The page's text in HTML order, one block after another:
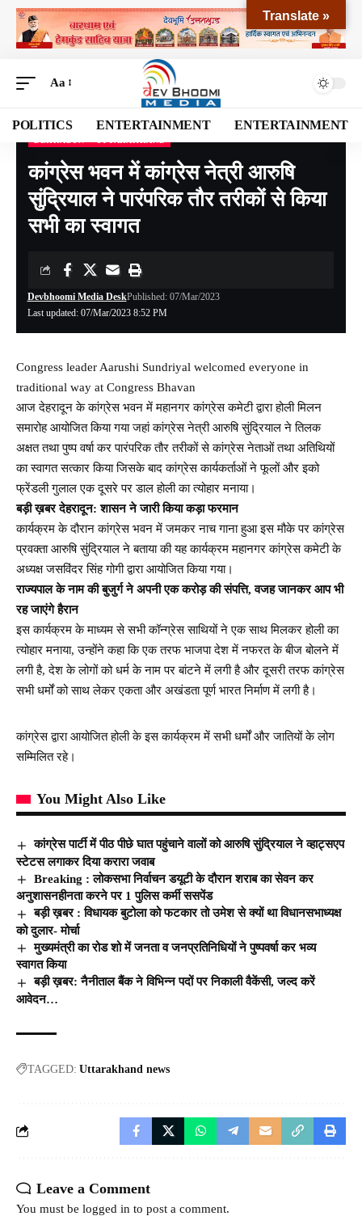
Aa
POLITICS ENTERTAINMENT ENTERTAINMENT
Devbhoomi Media>Blog >NATIONAL>UTTARAKHAND>DEHRADUN
कांग्रेस भवन में कांग्रेस नेत्री आरुषि
सुंद्रियाल ने पारंपरिक तौर तरीकों से किया
सभी का स्वागत
Last updated: 07/Mar/2023 8:52 PM
Devbhoomi Media DeskPublished: 07/Mar/2023
Congress leader Aarushi Sundriyal welcomed everyone in
traditional way at Congress Bhavan
आज देहरादून के कांग्रेस भवन में महानगर कांग्रेस कमेटी द्वारा होली मिलन
समारोह आयोजित किया गया जहां कांग्रेस नेत्री आरुषि सुंद्रियाल ने तिलक
अक्षत तथा पुष्प वर्षा कर पारंपरिक तौर तरीकों से कांग्रेस नेताओं तथा अतिथियों
का स्वागत सत्कार किया जिसके बाद कांग्रेस कार्यकर्ताओं ने फूलों और इको
फ्रेंडली गुलाल एक दूसरे पर डाल होली का त्योहार मनाया।
बड़ी ख़बर देहरादून: शासन ने जारी किया कड़ा फरमान
कार्यक्रम के दौरान कांग्रेस भवन में जमकर नाच गाना हुआ इस मौके पर कांग्रेस
प्रवक्ता आरुषि सुंद्रियाल ने बताया की यह कार्यक्रम महानगर कांग्रेस कमेटी के
अध्यक्ष जसविंदर सिंह गोगी द्वारा आयोजित किया गया।
राज्यपाल के नाम की बुजुर्ग ने अपनी एक करोड़ की संपत्ति, वजह जानकर आप भी
रह जाएंगे हैरान
इस कार्यक्रम के माध्यम से सभी कॉन्ग्रेस साथियों ने एक साथ मिलकर होली का
त्योहार मनाया, उन्होंने कहा कि एक तरफ भाजपा देश में नफरत के बीज बोलने में
लगी है, देश के लोगों को धर्म के नाम पर बांटने में लगी है और दूसरी तरफ कांग्रेस
सभी धर्मों को साथ लेकर एकता और अखंडता पूर्ण भारत निर्माण में लगी है।
कांग्रेस द्वारा आयोजित होली के इस कार्यक्रम में सभी धर्मों और जातियों के लोग
सम्मिलित रहे।
You Might Also Like
कांग्रेस पार्टी में पीठ पीछे घात पहुंचाने वालों को आरुषि सुंद्रियाल ने व्हाट्सएप
स्टेटस लगाकर दिया करारा जवाब
Breaking : लोकसभा निर्वाचन डयूटी के दौरान शराब का सेवन कर
अनुशासनहीनता करने पर 1 पुलिस कर्मी ससपेंड
बड़ी ख़बर : विधायक बुटोला को फटकार तो उमेश से क्यों था विधानसभाध्यक्ष
को दुलार- मोर्चा
मुख्यमंत्री का रोड शो में जनता व जनप्रतिनिधियों ने पुष्पवर्षा कर भव्य
स्वागत किया
बड़ी ख़बर: नैनीताल बैंक ने विभिन्न पदों पर निकाली वैकेंसी, जल्द करें
आवेदन…
TAGGED: Uttarakhand news
Leave a Comment
You must be logged in to post a comment.
Translate »